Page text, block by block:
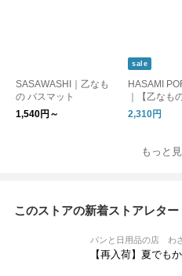
SASAWASHI｜乙なも
の バスマット
1,540円～
sale
HASAMI
｜【乙なも
ップ Mサイズ
2,310円
もっと
このストアの新着ストアレター
パンと日用品の店 わ
【再入荷】夏でも